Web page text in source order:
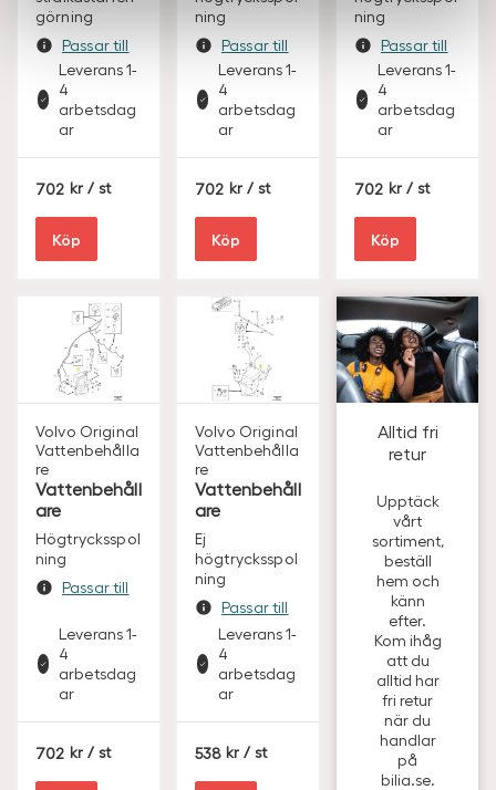
görning
Passar till
Leverans 1-
4
arbetsdag
ar
702 S / st
Köp
ning
Passar till
Leverans 1-
4
arbetsdag
ar
702 S / st
Köp
ning
Passar till
Leverans 1-
4
arbetsdag
ar
702 S / st
Köp
Volvo Original
Vattenbehålla
re
Vattenbehåll
are
Högtrycksspol
ning
Passar till
Leverans 1-
4
arbetsdag
ar
702 S / st
Volvo Original
Vattenbehålla
re
Vattenbehåll
are
Ej
högtrycksspol
ning
Passar till
Leverans 1-
4
arbetsdag
ar
538 S / st
Alltid fri
retur
Upptäck
vårt
sortiment,
beställ
hem och
känn
efter.
Kom ihåg
att du
alltid har
fri retur
när du
handlar
på
bilia.se.